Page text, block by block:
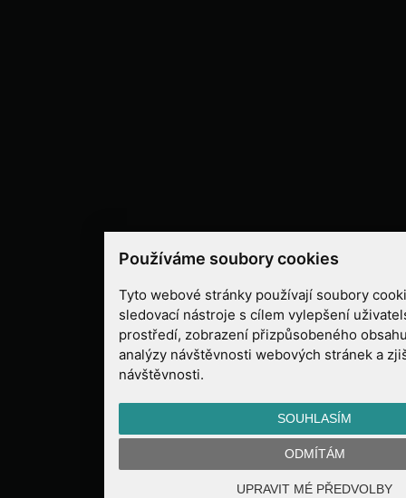
Používáme soubory cookies
Tyto webové stránky používají soubory
sledovací nástroje s cílem vylepšení
prostředí, zobrazení přizpůsobeného
analýzy návštěvnosti webových stránek a
návštěvnosti.
SOUHLASÍM
ODMÍTÁM
UPRAVIT MÉ PŘEDVOLBY